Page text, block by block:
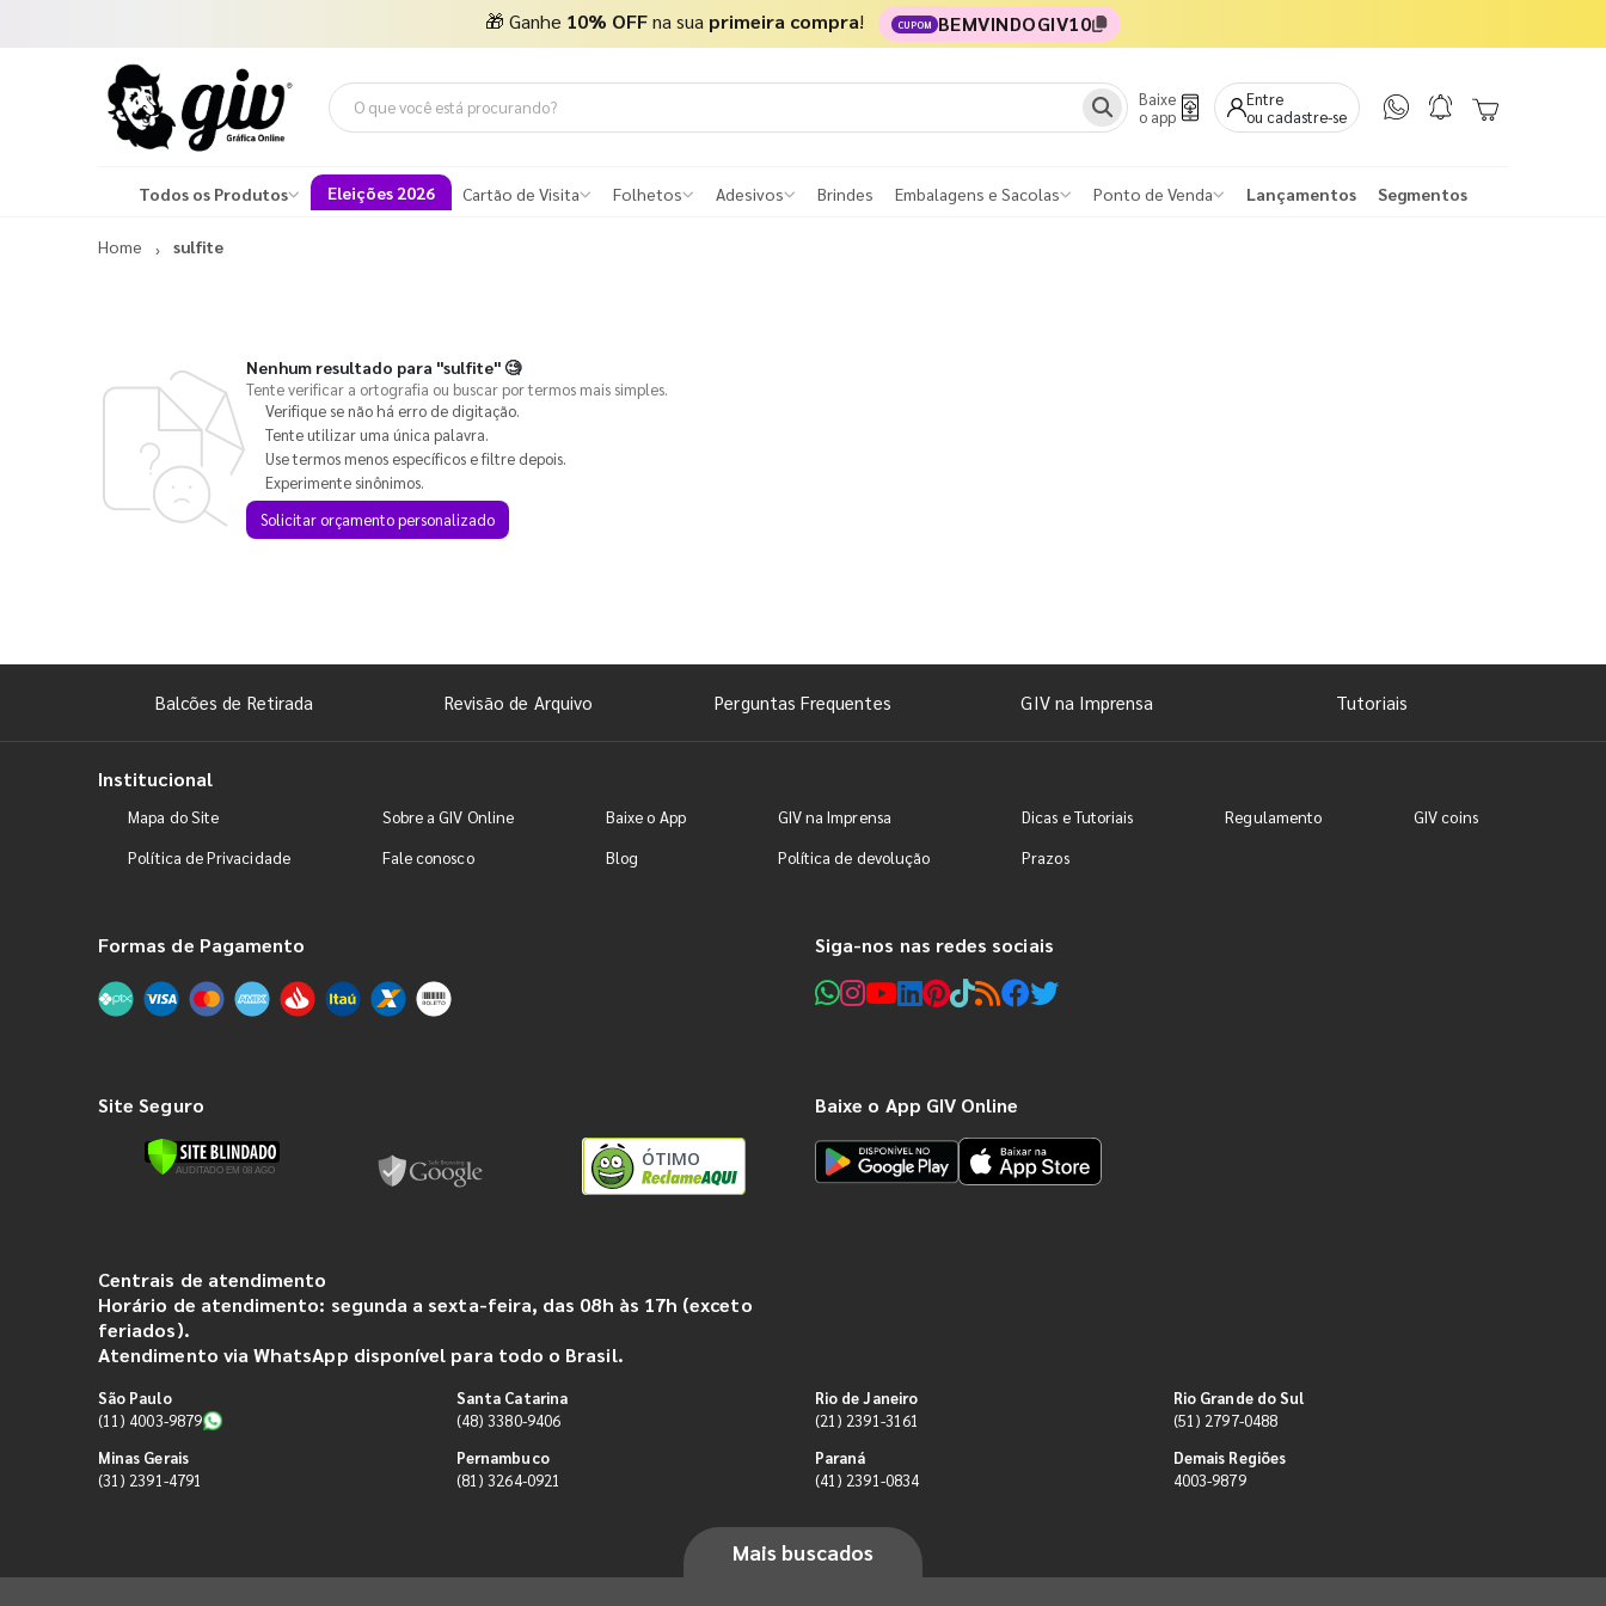
🎁 Ganhe 10% OFFna sua primeira compra! CUPOM BEMVINDOGIV10
Baixe
o app
Entre
ou cadastre-se
Todos os Produtos Eleições 2026 Cartão de Visita Folhetos Adesivos Brindes Embalagens e Sacolas Ponto de Venda Lançamentos Segmentos
Home sulfite
Nenhum resultado para "sulfite"🧐
Tente verificar a ortografia ou buscar por termos mais simples.
Verifique se não há erro de digitação.
Tente utilizar uma única palavra.
Use termos menos específicos e filtre depois.
Experimente sinônimos.
Solicitar orçamento personalizado
Balcões de Retirada Revisão de Arquivo Perguntas Frequentes GIV na Imprensa Tutoriais
Institucional
Mapa do Site Sobre a GIV Online Baixe o App GIV na Imprensa Dicas e Tutoriais Regulamento
GIV coins
Política de Privacidade
Fale conosco Blog Política de devolução Prazos
Formas de Pagamento Siga-nos nas redes sociais
Site Seguro
ÓTIMO
Baixe o App GIV Online
Centrais de atendimento
Horário de atendimento: segunda a sexta-feira, das 08h às 17h (exceto
feriados).
Atendimento via WhatsApp disponível para todo o Brasil.
São Paulo
(11) 4003-9879
Minas Gerais
(31) 2391-4791
Santa Catarina
(48) 3380-9406
Pernambuco
(81) 3264-0921
Rio de Janeiro
(21) 2391-3161
Paraná
(41) 2391-0834
Rio Grande do Sul
(51) 2797-0488
Demais Regiões
4003-9879
Mais buscados